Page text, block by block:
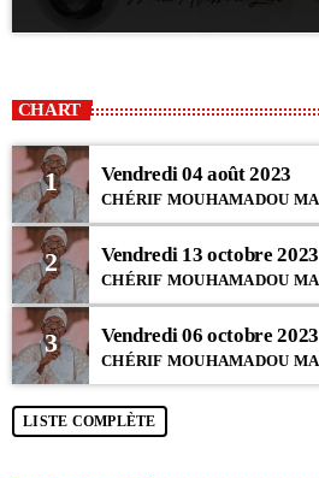
CHART
1 Vendredi 04 août 2023
CHÉRIF MOUHAMADOU
2 Vendredi 13 octobre 2023
CHÉRIF MOUHAMADOU
3 Vendredi 06 octobre 2023
CHÉRIF MOUHAMADOU
LISTE COMPLÈTE